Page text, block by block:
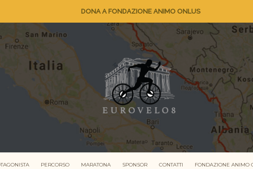
DONA A FONDAZIONE ANIMO ONLUS
PERCORSO MARATONA SPONSOR CONTATTI FONDAZIONE ANIMO